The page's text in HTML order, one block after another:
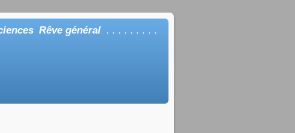
Rêve général . . . . . . . . .